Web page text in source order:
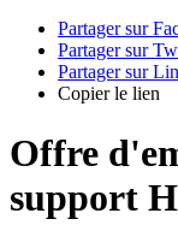
Partager sur
Partager sur
Partager sur
Copier le lien
Offre
support